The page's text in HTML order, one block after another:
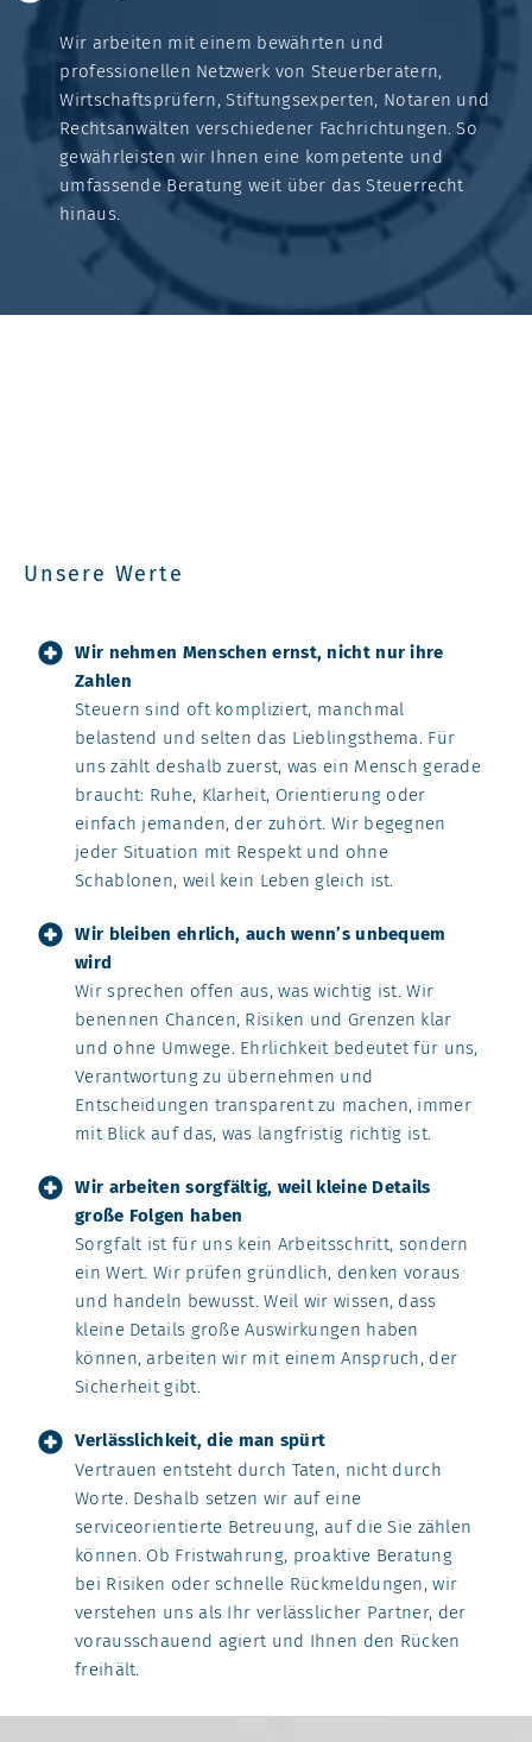
Wir arbeiten mit einem bewährten und
professionellen Netzwerk von Steuerberatern,
Wirtschaftsprüfern, Stiftungsexperten, Notaren und
Rechtsanwälten verschiedener Fachrichtungen. So
gewährleisten wir Ihnen eine kompetente und
umfassende Beratung weit über das Steuerrecht
hinaus.
Unsere Werte
Wir nehmen Menschen ernst, nicht nur ihre
Zahlen
Steuern sind oft kompliziert, manchmal
belastend und selten das Lieblingsthema. Für
uns zählt deshalb zuerst, was ein Mensch gerade
braucht: Ruhe, Klarheit, Orientierung oder
einfach jemanden, der zuhört. Wir begegnen
jeder Situation mit Respekt und ohne
Schablonen, weil kein Leben gleich ist.
Wir bleiben ehrlich, auch wenn’s unbequem
wird
Wir sprechen offen aus, was wichtig ist. Wir
benennen Chancen, Risiken und Grenzen klar
und ohne Umwege. Ehrlichkeit bedeutet für uns,
Verantwortung zu übernehmen und
Entscheidungen transparent zu machen, immer
mit Blick auf das, was langfristig richtig ist.
Wir arbeiten sorgfältig, weil kleine Details
große Folgen haben
Sorgfalt ist für uns kein Arbeitsschritt, sondern
ein Wert. Wir prüfen gründlich, denken voraus
und handeln bewusst. Weil wir wissen, dass
kleine Details große Auswirkungen haben
können, arbeiten wir mit einem Anspruch, der
Sicherheit gibt.
Verlässlichkeit, die man spürt
Vertrauen entsteht durch Taten, nicht durch
Worte. Deshalb setzen wir auf eine
serviceorientierte Betreuung, auf die Sie zählen
können. Ob Fristwahrung, proaktive Beratung
bei Risiken oder schnelle Rückmeldungen, wir
verstehen uns als Ihr verlässlicher Partner, der
vorausschauend agiert und Ihnen den Rücken
freihält.